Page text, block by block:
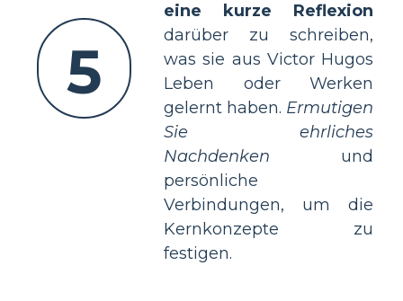
5
eine kurze Reflexion
darüber zu schreiben,
was sie aus Victor Hugos
Leben oder Werken
gelernt haben. Ermutigen
Sie ehrliches
Nachdenken und
persönliche
Verbindungen, um die
Kernkonzepte zu
festigen.